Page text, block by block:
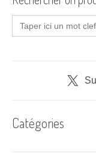
t
i
'
Search
for:
Catégories